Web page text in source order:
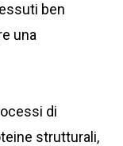
ben
una
di
strutturali,